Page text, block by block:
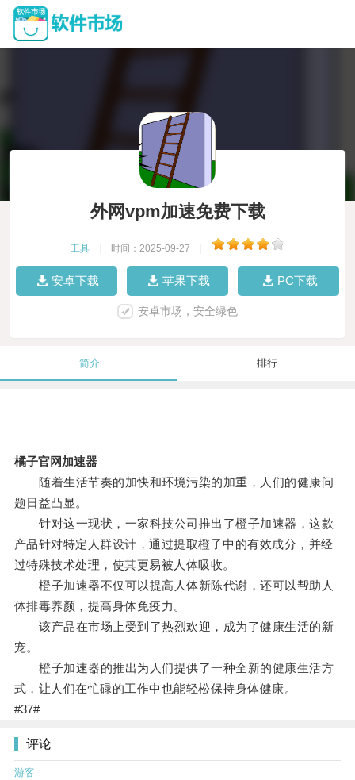
外网vpm加速免费下载
工具 时间：2025-09-27
安卓下载 苹果下载 PC下载
安卓市场，安全绿色
简介 排行
橘子官网加速器
随着生活节奏的加快和环境污染的加重，人们的健康问
题日益凸显。
针对这一现状，一家科技公司推出了橙子加速器，这款
产品针对特定人群设计，通过提取橙子中的有效成分，并经
过特殊技术处理，使其更易被人体吸收。
橙子加速器不仅可以提高人体新陈代谢，还可以帮助人
体排毒养颜，提高身体免疫力。
该产品在市场上受到了热烈欢迎，成为了健康生活的新
宠。
橙子加速器的推出为人们提供了一种全新的健康生活方
式，让人们在忙碌的工作中也能轻松保持身体健康。
#37#
评论
游客